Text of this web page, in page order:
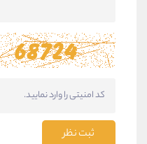
ثبت نظر